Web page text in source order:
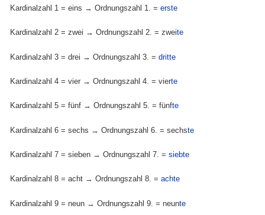
Kardinalzahl 1 = eins → Ordnungszahl 1. =erste
Kardinalzahl 2 = zwei → Ordnungszahl 2. = zweite
Kardinalzahl 3 = drei → Ordnungszahl 3. =dritte
Kardinalzahl 4 = vier → Ordnungszahl 4. = vierte
Kardinalzahl 5 = fünf → Ordnungszahl 5. = fünfte
Kardinalzahl 6 = sechs → Ordnungszahl 6. = sechste
Kardinalzahl 7 = sieben → Ordnungszahl 7. =siebte
Kardinalzahl 8 = acht → Ordnungszahl 8. =achte
Kardinalzahl 9 = neun → Ordnungszahl 9. = neunte